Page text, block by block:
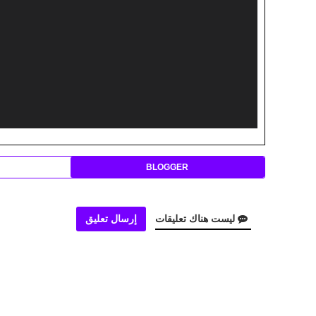
BLOGGER
ليست هناك تعليقات إرسال تعليق